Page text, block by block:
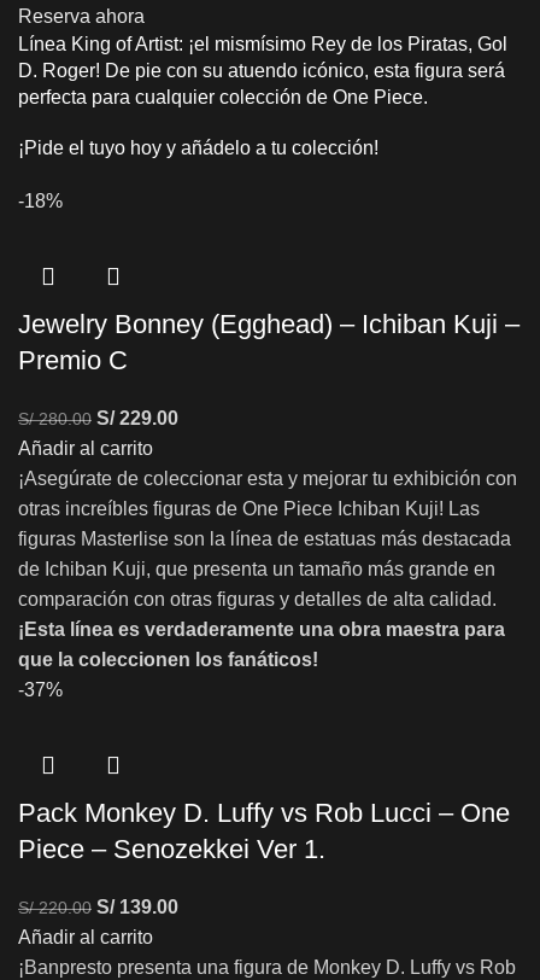
Reserva ahora
Línea King of Artist: ¡el mismísimo Rey de los Piratas, Gol
D. Roger! De pie con su atuendo icónico, esta figura será
perfecta para cualquier colección de One Piece.
¡Pide el tuyo hoy y añádelo a tu colección!
-18%
Jewelry Bonney (Egghead) – Ichiban Kuji –
Premio C
S/280.00 S/229.00
Añadir al carrito
¡Asegúrate de coleccionar esta y mejorar tu exhibición con
otras increíbles figuras de One Piece Ichiban Kuji! Las
figuras Masterlise son la línea de estatuas más destacada
de Ichiban Kuji, que presenta un tamaño más grande en
comparación con otras figuras y detalles de alta calidad.
¡Esta línea es verdaderamente una obra maestra para
que la coleccionen los fanáticos!
-37%
Pack Monkey D. Luffy vs Rob Lucci – One
Piece – Senozekkei Ver 1.
S/220.00 S/139.00
Añadir al carrito
¡Banpresto presenta una figura de Monkey D. Luffy vs Rob